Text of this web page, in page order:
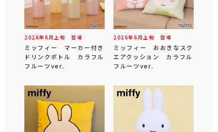
2026年6 月 上旬 登場
ミッフィー マーカー付き
ドリンクボトル カラフル
フルーツver.
2026年6 月 上旬 登場
ミッフィー おおきなスク
エアクッション カラフル
フルーツver.